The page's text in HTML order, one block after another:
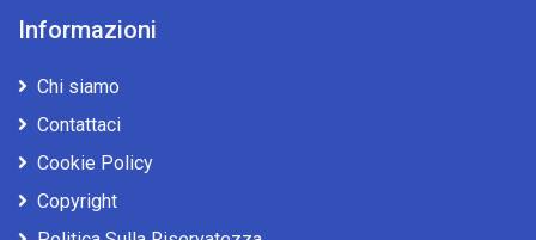
Informazioni
Chi siamo
Contattaci
Cookie Policy
Copyright